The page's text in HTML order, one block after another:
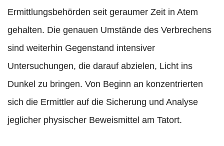
Ermittlungsbehörden seit geraumer Zeit in Atem
gehalten. Die genauen Umstände des Verbrechens
sind weiterhin Gegenstand intensiver
Untersuchungen, die darauf abzielen, Licht ins
Dunkel zu bringen. Von Beginn an konzentrierten
sich die Ermittler auf die Sicherung und Analyse
jeglicher physischer Beweismittel am Tatort.